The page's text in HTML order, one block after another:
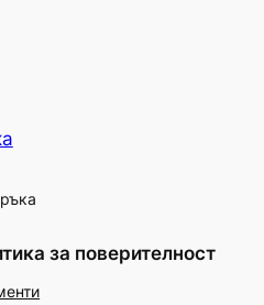
за поверителност